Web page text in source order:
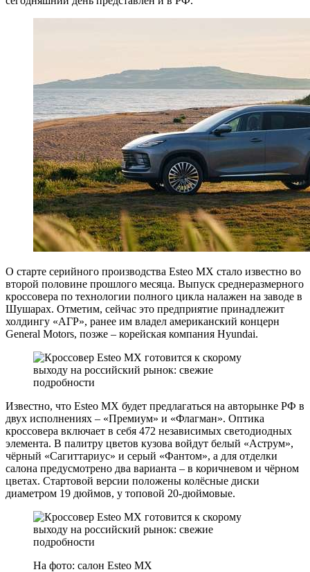
О старте серийного производства Esteo MX стало известно во
второй половине прошлого месяца. Выпуск среднеразмерного
кроссовера по технологии полного цикла налажен на заводе в
Шушарах. Отметим, сейчас это предприятие принадлежит
холдингу «АГР», ранее им владел американский концерн
General Motors, позже – корейская компания Hyundai.
Известно, что Esteo MX будет предлагаться на авторынке РФ в
двух исполнениях – «Премиум» и «Флагман». Оптика
кроссовера включает в себя 472 независимых светодиодных
элемента. В палитру цветов кузова войдут белый «Аструм»,
чёрный «Сагиттариус» и серый «Фантом», а для отделки
салона предусмотрено два варианта – в коричневом и чёрном
цветах. Стартовой версии положены колёсные диски
диаметром 19 дюймов, у топовой 20-дюймовые.
На фото: салон Esteo MX